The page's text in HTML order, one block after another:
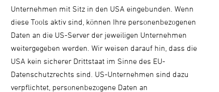
Unternehmen mit Sitz in den USA eingebunden. Wenn
diese Tools aktiv sind, können Ihre personenbezogenen
Daten an die US-Server der jeweiligen Unternehmen
weitergegeben werden. Wir weisen darauf hin, dass die
USA kein sicherer Drittstaat im Sinne des EU-
Datenschutzrechts sind. US-Unternehmen sind dazu
verpflichtet, personenbezogene Daten an